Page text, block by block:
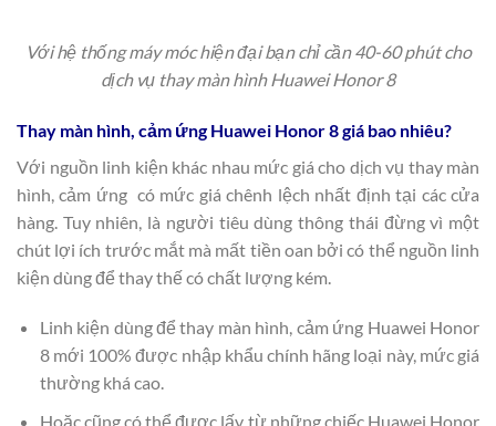
Với hệ thống máy móc hiện đại bạn chỉ cần 40-60 phút cho
dịch vụ thay màn hình Huawei Honor 8
Thay màn hình, cảm ứng Huawei Honor 8 giá bao nhiêu?
Với nguồn linh kiện khác nhau mức giá cho dịch vụ thay màn
hình, cảm ứng có mức giá chênh lệch nhất định tại các cửa
hàng. Tuy nhiên, là người tiêu dùng thông thái đừng vì một
chút lợi ích trước mắt mà mất tiền oan bởi có thể nguồn linh
kiện dùng để thay thế có chất lượng kém.
Linh kiện dùng để thay màn hình, cảm ứng Huawei Honor
8 mới 100% được nhập khẩu chính hãng loại này, mức giá
thường khá cao.
Hoặc cũng có thể được lấy từ những chiếc Huawei Honor